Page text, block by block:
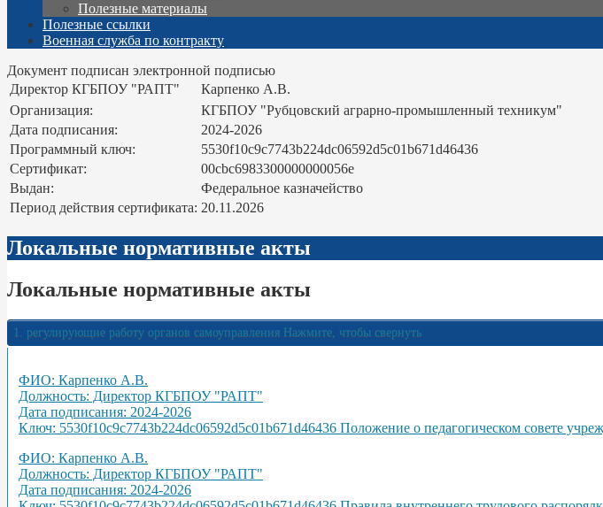
Полезные материалы
Полезные ссылки
Военная служба по контракту
Документ подписан электронной подписью
Директор КГБПОУ "РАПТ"
Карпенко А.В.
Организация:
КГБПОУ "Рубцовский аграрно-промышленный техникум"
Дата подписания:
2024-2026
Программный ключ:
5530f10c9c7743b224dc06592d5c01b671d46436
Сертификат:
00cbc6983300000000056e
Выдан:
Федеральное казначейство
Период действия сертификата: 20.11.2026
Локальные нормативные акты
Локальные нормативные акты
1. регулирующие работу органов самоуправления Нажмите, чтобы свернуть
ФИО: Карпенко А.В.
Должность: Директор КГБПОУ "РАПТ"
Дата подписания: 2024-2026
Ключ: 5530f10c9c7743b224dc06592d5c01b671d46436 Положение о педагогическом совете
ФИО: Карпенко А.В.
Должность: Директор КГБПОУ "РАПТ"
Дата подписания: 2024-2026